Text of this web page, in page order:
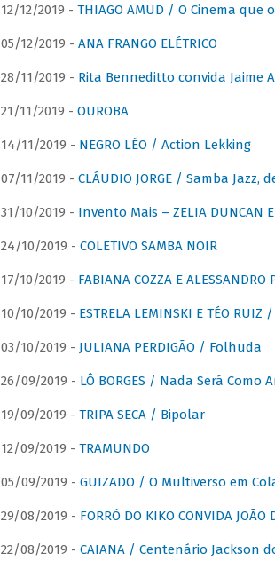
12/12/2019 - THIAGO AMUD / O Cinema que
05/12/2019 - ANA FRANGO ELÉTRICO
28/11/2019 - Rita Benneditto convida Jaime
21/11/2019 - OUROBA
14/11/2019 - NEGRO LÉO / Action Lekking
07/11/2019 - CLÁUDIO JORGE / Samba Jazz,
31/10/2019 - Invento Mais – ZELIA DUNCAN
24/10/2019 - COLETIVO SAMBA NOIR
17/10/2019 - FABIANA COZZA E ALESSANDRO
10/10/2019 - ESTRELA LEMINSKI E TÉO
03/10/2019 - JULIANA PERDIGÃO / Folhuda
26/09/2019 - LÔ BORGES / Nada Será
19/09/2019 - TRIPA SECA / Bipolar
12/09/2019 - TRAMUNDO
05/09/2019 - GUIZADO / O Multiverso em
29/08/2019 - FORRÓ DO KIKO CONVIDA
22/08/2019 - CAIANA / Centenário Jackson